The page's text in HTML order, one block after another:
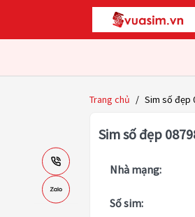
Trang chủ / Sim số đẹp
Sim số đẹp
Nhà mạng:
Số sim: